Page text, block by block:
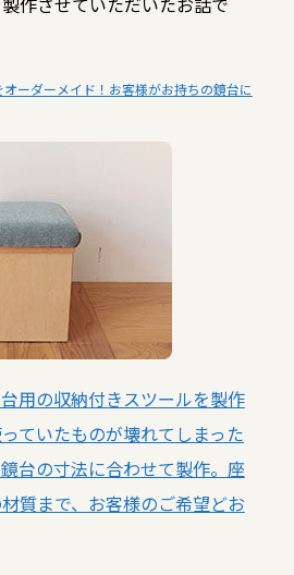
ーダーメイド！お客様がお持ちの鏡台に
用の収納付きスツールを製作
ていたものが壊れてしまった
台の寸法に合わせて製作。座
質まで、お客様のご希望どお